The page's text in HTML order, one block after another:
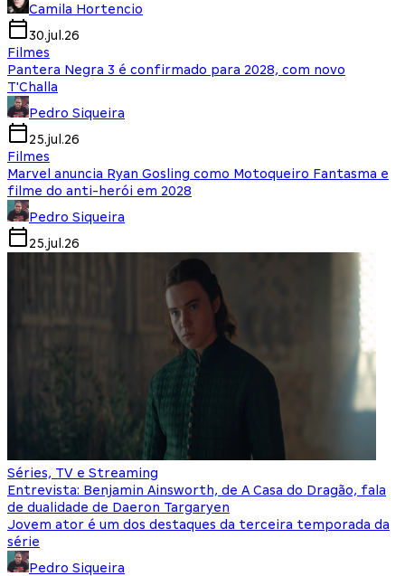
Camila Hortencio
30.jul.26
Filmes
Pantera Negra 3 é confirmado para 2028, com novo
T'Challa
Pedro Siqueira
25.jul.26
Filmes
Marvel anuncia Ryan Gosling como Motoqueiro Fantasma e
filme do anti-herói em 2028
Pedro Siqueira
25.jul.26
Séries, TV e Streaming
Entrevista: Benjamin Ainsworth, de A Casa do Dragão, fala
de dualidade de Daeron Targaryen
Jovem ator é um dos destaques da terceira temporada da
série
Pedro Siqueira